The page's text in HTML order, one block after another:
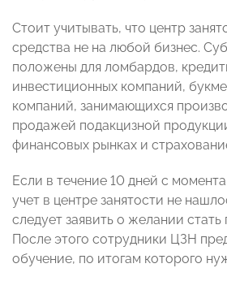
Стоит учитывать, что центр
средства не на любой бизнес.
положены для ломбардов,
инвестиционных компаний,
компаний, занимающихся
продажей подакцизной
финансовых рынках и
Если в течение 10 дней с
учет в центре занятости не
следует заявить о желании
После этого сотрудники ЦЗН
обучение, по итогам которого